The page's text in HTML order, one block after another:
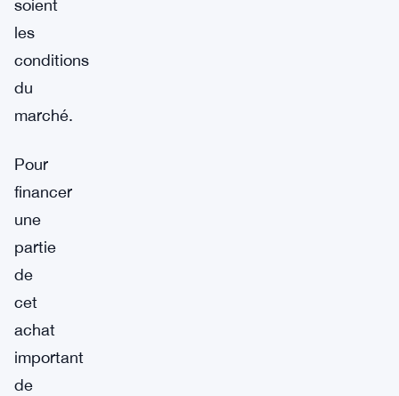
soient
les
conditions
du
marché.
Pour
financer
une
partie
de
cet
achat
important
de